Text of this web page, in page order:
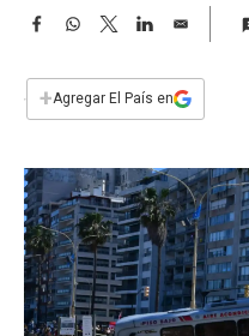
F
e
b
k
W
s
p
T
w
t
L
n
E
i
l
+Agregar El País en